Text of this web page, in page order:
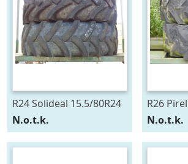
R24 Solideal 15.5/80R24
N.o.t.k.
R26
N.o.t.k.